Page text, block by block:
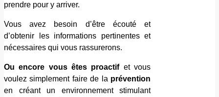
prendre pour y arriver.
Vous avez besoin d’être écouté et
d’obtenir les informations pertinentes et
nécessaires qui vous rassurerons.
Ou encore vous êtes proactifet vous
voulez simplement faire de la prévention
en créant un environnement stimulant